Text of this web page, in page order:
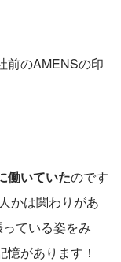
前のAMENSの印
働いていたのです
かは関わりがあ
ている姿をみ
があります！